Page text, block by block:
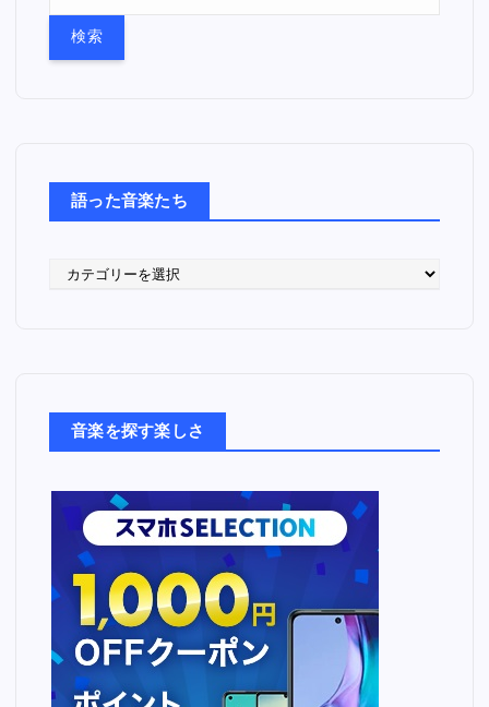
語った音楽たち
音楽を探す楽しさ